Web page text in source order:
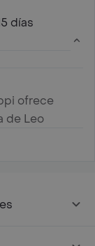
días
ofrece
de Leo